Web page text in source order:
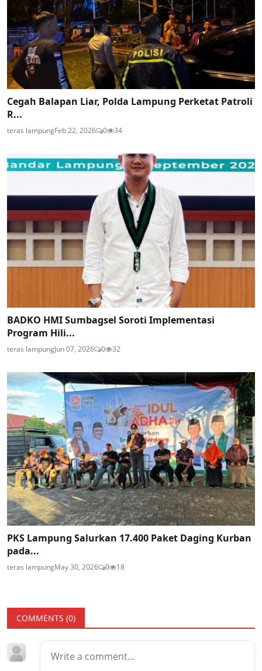
Cegah Balapan Liar, Polda Lampung Perketat Patroli
R...
teras lampungFeb 22, 2026 0 34
BADKO HMI Sumbagsel Soroti Implementasi
Program Hili...
teras lampungJun 07, 2026 0 32
PKS Lampung Salurkan 17.400 Paket Daging Kurban
pada...
teras lampungMay 30, 2026 0 18
COMMENTS (0)